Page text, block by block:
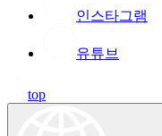
인스타그램
유튜브
top